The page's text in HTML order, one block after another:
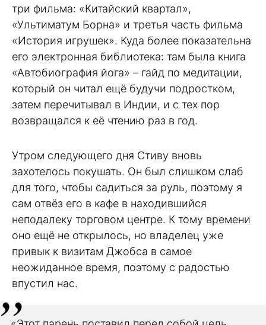
три фильма: «Китайский квартал»,
«Ультиматум Борна» и третья часть фильма
«История игрушек». Куда более показательна
его электронная библиотека: там была книга
«Автобиография йога» – гайд по медитации,
который он читал ещё будучи подростком,
затем перечитывал в Индии, и с тех пор
возвращался к её чтению раз в год.
Утром следующего дня Стиву вновь
захотелось покушать. Он был слишком слаб
для того, чтобы садиться за руль, поэтому я
сам отвёз его в кафе в находившийся
неподалеку торговом центре. К тому времени
оно ещё не открылось, но владелец уже
привык к визитам Джобса в самое
неожиданное время, поэтому с радостью
впустил нас.